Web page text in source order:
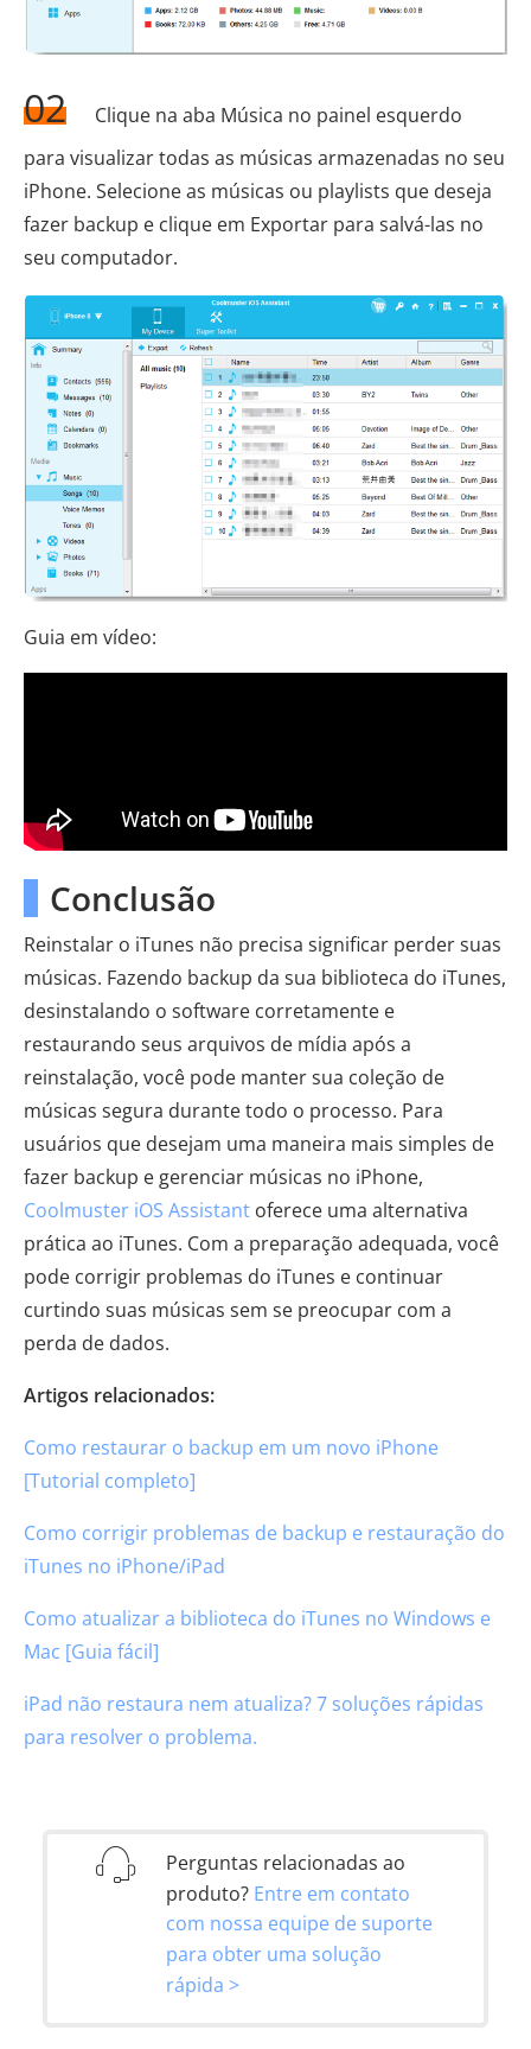
02
Clique na aba Música no painel esquerdo
para visualizar todas as músicas armazenadas no seu
iPhone. Selecione as músicas ou playlists que deseja
fazer backup e clique em Exportar para salvá-las no
seu computador.
Guia em vídeo:
Conclusão
Reinstalar o iTunes não precisa significar perder suas
músicas. Fazendo backup da sua biblioteca do iTunes,
desinstalando o software corretamente e
restaurando seus arquivos de mídia após a
reinstalação, você pode manter sua coleção de
músicas segura durante todo o processo. Para
usuários que desejam uma maneira mais simples de
fazer backup e gerenciar músicas no iPhone,
Coolmuster iOS Assistant oferece uma alternativa
prática ao iTunes. Com a preparação adequada, você
pode corrigir problemas do iTunes e continuar
curtindo suas músicas sem se preocupar com a
perda de dados.
Artigos relacionados:
Como restaurar o backup em um novo iPhone
[Tutorial completo]
Como corrigir problemas de backup e restauração do
iTunes no iPhone/iPad
Como atualizar a biblioteca do iTunes no Windows e
Mac [Guia fácil]
iPad não restaura nem atualiza? 7 soluções rápidas
para resolver o problema.
Perguntas relacionadas ao
produto? Entre em contato
com nossa equipe de suporte
para obter uma solução
rápida >